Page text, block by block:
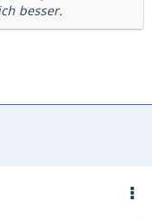
besser.